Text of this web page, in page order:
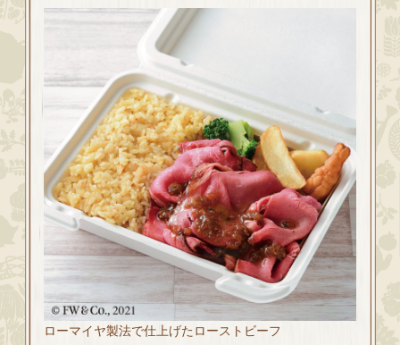
ローマイヤ製法で仕上げたローストビーフ